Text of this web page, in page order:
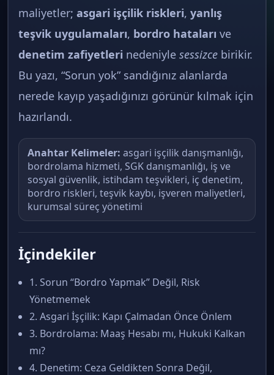
maliyetler; asgari işçilik riskleri, yanlış
teşvik uygulamaları, bordro hataları ve
denetim zafiyetleri nedeniyle sessizce birikir.
Bu yazı, “Sorun yok” sandığınız alanlarda
nerede kayıp yaşadığınızı görünür kılmak için
hazırlandı.
Anahtar Kelimeler: asgari işçilik danışmanlığı,
bordrolama hizmeti, SGK danışmanlığı, iş ve
sosyal güvenlik, istihdam teşvikleri, iç denetim,
bordro riskleri, teşvik kaybı, işveren maliyetleri,
kurumsal süreç yönetimi
İçindekiler
1. Sorun “Bordro Yapmak” Değil, Risk
Yönetmemek
2. Asgari İşçilik: Kapı Çalmadan Önce Önlem
3. Bordrolama: Maaş Hesabı mı, Hukuki Kalkan
mı?
4. Denetim: Ceza Geldikten Sonra Değil,